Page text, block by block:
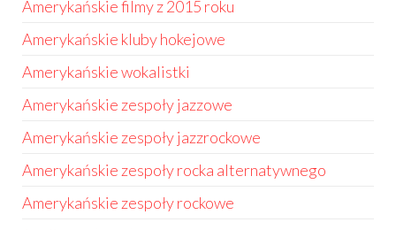
Amerykańskie filmy z 2015 roku
Amerykańskie kluby hokejowe
Amerykańskie wokalistki
Amerykańskie zespoły jazzowe
Amerykańskie zespoły jazzrockowe
Amerykańskie zespoły rocka alternatywnego
Amerykańskie zespoły rockowe